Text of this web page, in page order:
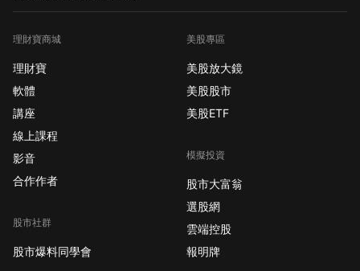
理財寶商城
理財寶
軟體
講座
線上課程
影音
合作作者
股市社群
股市爆料同學會
美股專區
美股放大鏡
美股股市
美股ETF
模擬投資
股市大富翁
選股網
雲端控股
報明牌